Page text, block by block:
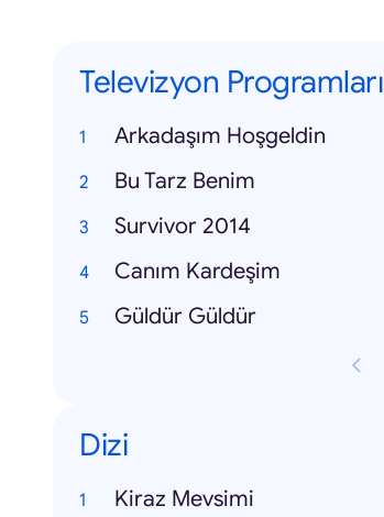
Televizyon Programları
Arkadaşım Hoşgeldin
Bu Tarz Benim
Survivor 2014
Canım Kardeşim
Güldür Güldür
Dizi
Kiraz Mevsimi